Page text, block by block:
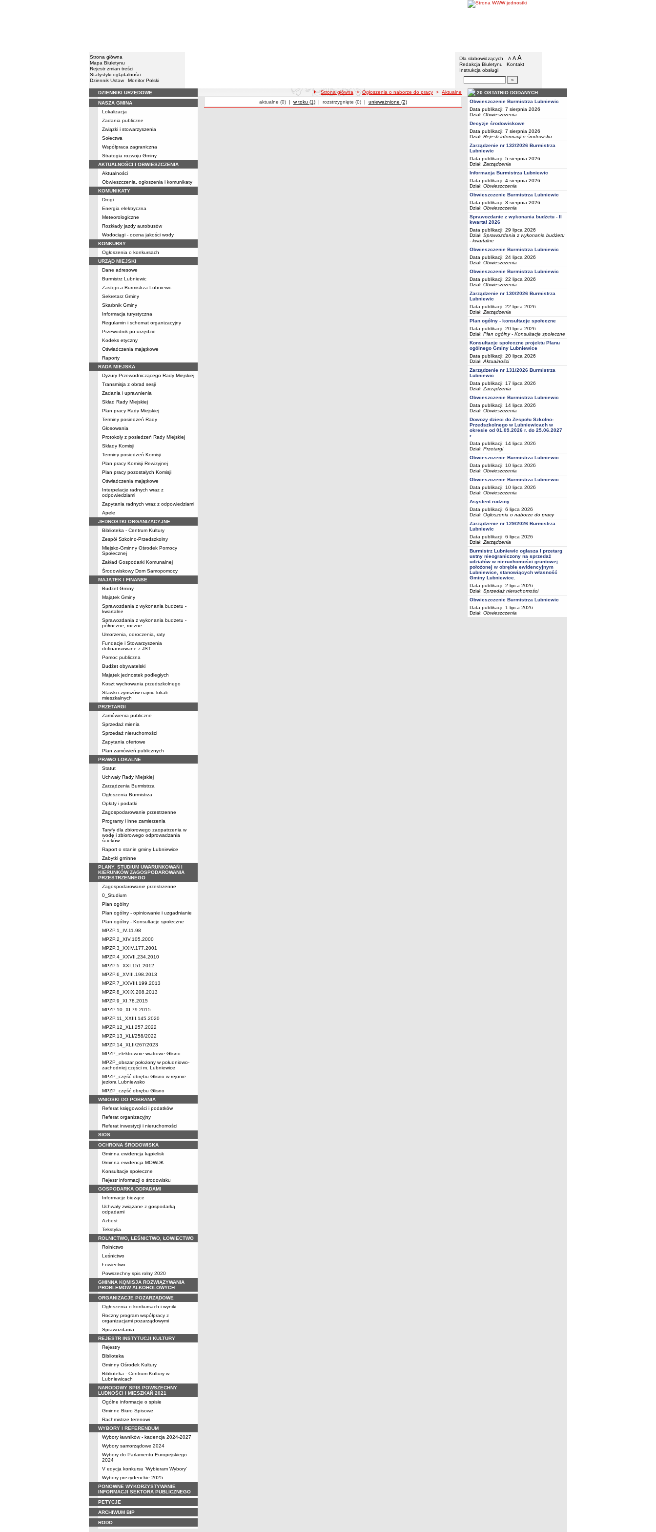
Strona główna
Mapa Biuletynu
Rejestr zmian treści
Statystyki oglądalności
Dziennik Ustaw
Monitor Polski
BIP - Urząd Miejski w Lubniewicach
Menu dodatkowe
Dla słabowidzących A pomniejsz czcionkę
A standardowy rozmiar czcionki
A
Redakcja Biuletynu
Kontakt
Instrukcja obsługi
Wyszukiwarka artykułów
Menu
DZIENNIKI URZĘDOWE
NASZA GMINA
Lokalizacja
Zadania publiczne
Związki i stowarzyszenia
Sołectwa
Współpraca zagraniczna
Strategia rozwoju Gminy
AKTUALNOŚCI I OBWIESZCZENIA
Aktualności
Obwieszczenia, ogłoszenia i komunikaty
KOMUNIKATY
Drogi
Energia elektryczna
Meteorologiczne
Rozkłady jazdy autobusów
Wodociągi - ocena jakości wody
KONKURSY
Ogłoszenia o konkursach
URZĄD MIEJSKI
Dane adresowe
Burmistrz Lubniewic
Zastępca Burmistrza Lubniewic
Sekretarz Gminy
Skarbnik Gminy
Informacja turystyczna
Regulamin i schemat organizacyjny
Przewodnik po urzędzie
Kodeks etyczny
Oświadczenia majątkowe
Raporty
RADA MIEJSKA
Dyżury Przewodniczącego Rady Miejskiej
Transmisja z obrad sesji
Zadania i uprawnienia
Skład Rady Miejskiej
Plan pracy Rady Miejskiej
Terminy posiedzeń Rady
Głosowania
Protokoły z posiedzeń Rady Miejskiej
Składy Komisji
Terminy posiedzeń Komisji
Plan pracy Komisji Rewizyjnej
Plan pracy pozostałych Komisji
Oświadczenia majątkowe
Interpelacje radnych wraz z
odpowiedziami
Zapytania radnych wraz z odpowiedziami
Apele
JEDNOSTKI ORGANIZACYJNE
Biblioteka - Centrum Kultury
Zespół Szkolno-Przedszkolny
Miejsko-Gminny Ośrodek Pomocy
Społecznej
Zakład Gospodarki Komunalnej
Środowiskowy Dom Samopomocy
MAJĄTEK I FINANSE
Budżet Gminy
Majątek Gminy
Sprawozdania z wykonania budżetu -
kwartalne
Sprawozdania z wykonania budżetu -
półroczne, roczne
Umorzenia, odroczenia, raty
Fundacje i Stowarzyszenia
dofinansowane z JST
Pomoc publiczna
Budżet obywatelski
Majątek jednostek podległych
Koszt wychowania przedszkolnego
Stawki czynszów najmu lokali
mieszkalnych
PRZETARGI
Zamówienia publiczne
Sprzedaż mienia
Sprzedaż nieruchomości
Zapytania ofertowe
Plan zamówień publicznych
PRAWO LOKALNE
Statut
Uchwały Rady Miejskiej
Zarządzenia Burmistrza
Ogłoszenia Burmistrza
Opłaty i podatki
Zagospodarowanie przestrzenne
Programy i inne zamierzenia
Taryfy dla zbiorowego zaopatrzenia w
wodę i zbiorowego odprowadzania
ścieków
Raport o stanie gminy Lubniewice
Zabytki gminne
PLANY, STUDIUM UWARUNKOWAŃ I
KIERUNKÓW ZAGOSPODAROWANIA
PRZESTRZENNEGO
Zagospodarowanie przestrzenne
0_Studium
Plan ogólny
Plan ogólny - opiniowanie i uzgadnianie
Plan ogólny - Konsultacje społeczne
MPZP.1_IV.11.98
MPZP.2_XIV.105.2000
MPZP.3_XXIV.177.2001
MPZP.4_XXVII.234.2010
MPZP.5_XXI.151.2012
MPZP.6_XVIII.198.2013
MPZP.7_XXVIII.199.2013
MPZP.8_XXIX.208.2013
MPZP.9_XI.78.2015
MPZP.10_XI.79.2015
MPZP.11_XXIII.145.2020
MPZP.12_XLI.257.2022
MPZP.13_XLI/258/2022
MPZP.14_XLII/267/2023
MPZP_elektrownie wiatrowe Glisno
MPZP_obszar położony w południowo-
zachodniej części m. Lubniewice
MPZP_część obrębu Glisno w rejonie
jeziora Lubniewsko
MPZP_część obrębu Glisno
WNIOSKI DO POBRANIA
Referat księgowości i podatków
Referat organizacyjny
Referat inwestycji i nieruchomości
SIOS
OCHRONA ŚRODOWISKA
Gminna ewidencja kąpielisk
Gminna ewidencja MOWDK
Konsultacje społeczne
Rejestr informacji o środowisku
GOSPODARKA ODPADAMI
Informacje bieżące
Uchwały związane z gospodarką
odpadami
Azbest
Tekstylia
ROLNICTWO, LEŚNICTWO, ŁOWIECTWO
Rolnictwo
Leśnictwo
Łowiectwo
Powszechny spis rolny 2020
GMINNA KOMISJA ROZWIĄZYWANIA
PROBLEMÓW ALKOHOLOWYCH
ORGANIZACJE POZARZĄDOWE
Ogłoszenia o konkursach i wyniki
Roczny program współpracy z
organizacjami pozarządowymi
Sprawozdania
REJESTR INSTYTUCJI KULTURY
Rejestry
Biblioteka
Gminny Ośrodek Kultury
Biblioteka - Centrum Kultury w
Lubniewicach
NARODOWY SPIS POWSZECHNY
LUDNOŚCI I MIESZKAŃ 2021
Ogólne informacje o spisie
Gminne Biuro Spisowe
Rachmistrze terenowi
WYBORY I REFERENDUM
Wybory ławników - kadencja 2024-2027
Wybory samorządowe 2024
Wybory do Parlamentu Europejskiego
2024
V edycja konkursu 'Wybieram Wybory'
Wybory prezydenckie 2025
PONOWNE WYKORZYSTYWANIE
INFORMACJI SEKTORA PUBLICZNEGO
PETYCJE
ARCHIWUM BIP
RODO
Strona główna >Ogłoszenia o naborze do pracy > Aktualne
Ogłoszenia o naborze
aktualne (0)| Ogłoszenia o naborze
w toku (1)| Ogłoszenia o naborze
rozstrzygnięte (0)| Ogłoszenia o naborze
unieważnione (2)
20 OSTATNIO DODANYCH
Obwieszczenie Burmistrza Lubniewic
Data publikacji: 7 sierpnia 2026
Dział: Obwieszczenia
Decyzje środowiskowe
Data publikacji: 7 sierpnia 2026
Dział: Rejestr informacji o środowisku
Zarządzenie nr 132/2026 Burmistrza
Lubniewic
Data publikacji: 5 sierpnia 2026
Dział: Zarządzenia
Informacja Burmistrza Lubniewic
Data publikacji: 4 sierpnia 2026
Dział: Obwieszczenia
Obwieszczenie Burmistrza Lubniewic
Data publikacji: 3 sierpnia 2026
Dział: Obwieszczenia
Sprawozdanie z wykonania budżetu - II
kwartał 2026
Data publikacji: 29 lipca 2026
Dział: Sprawozdania z wykonania budżetu
- kwartalne
Obwieszczenie Burmistrza Lubniewic
Data publikacji: 24 lipca 2026
Dział: Obwieszczenia
Obwieszczenie Burmistrza Lubniewic
Data publikacji: 22 lipca 2026
Dział: Obwieszczenia
Zarządzenie nr 130/2026 Burmistrza
Lubniewic
Data publikacji: 22 lipca 2026
Dział: Zarządzenia
Plan ogólny - konsultacje społeczne
Data publikacji: 20 lipca 2026
Dział: Plan ogólny - Konsultacje społeczne
Konsultacje społeczne projektu Planu
ogólnego Gminy Lubniewice
Data publikacji: 20 lipca 2026
Dział: Aktualności
Zarządzenie nr 131/2026 Burmistrza
Lubniewic
Data publikacji: 17 lipca 2026
Dział: Zarządzenia
Obwieszczenie Burmistrza Lubniewic
Data publikacji: 14 lipca 2026
Dział: Obwieszczenia
Dowozy dzieci do Zespołu Szkolno-
Przedszkolnego w Lubniewicach w
okresie od 01.09.2026 r. do 25.06.2027
r.
Data publikacji: 14 lipca 2026
Dział: Przetargi
Obwieszczenie Burmistrza Lubniewic
Data publikacji: 10 lipca 2026
Dział: Obwieszczenia
Obwieszczenie Burmistrza Lubniewic
Data publikacji: 10 lipca 2026
Dział: Obwieszczenia
Asystent rodziny
Data publikacji: 6 lipca 2026
Dział: Ogłoszenia o naborze do pracy
Zarządzenie nr 129/2026 Burmistrza
Lubniewic
Data publikacji: 6 lipca 2026
Dział: Zarządzenia
Burmistrz Lubniewic ogłasza I przetarg
ustny nieograniczony na sprzedaż
udziałów w nieruchomości gruntowej
położonej w obrębie ewidencyjnym
Lubniewice, stanowiących własność
Gminy Lubniewice.
Data publikacji: 2 lipca 2026
Dział: Sprzedaż nieruchomości
Obwieszczenie Burmistrza Lubniewic
Data publikacji: 1 lipca 2026
Dział: Obwieszczenia